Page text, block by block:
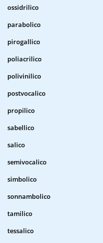
ossidrilico
parabolico
pirogallico
poliacrilico
polivinilico
postvocalico
propilico
sabellico
salico
semivocalico
simbolico
sonnambolico
tamilico
tessalico